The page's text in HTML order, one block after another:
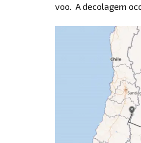
voo. A decolagem